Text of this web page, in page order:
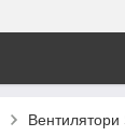
Вентилятори